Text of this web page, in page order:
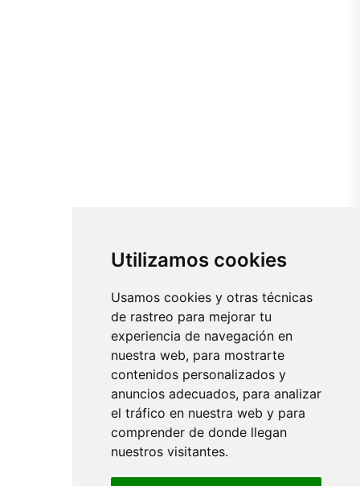
Utilizamos cookies
Usamos cookies y otras técnicas
de rastreo para mejorar tu
experiencia de navegación en
nuestra web, para mostrarte
contenidos personalizados y
anuncios adecuados, para analizar
el tráfico en nuestra web y para
comprender de donde llegan
nuestros visitantes.